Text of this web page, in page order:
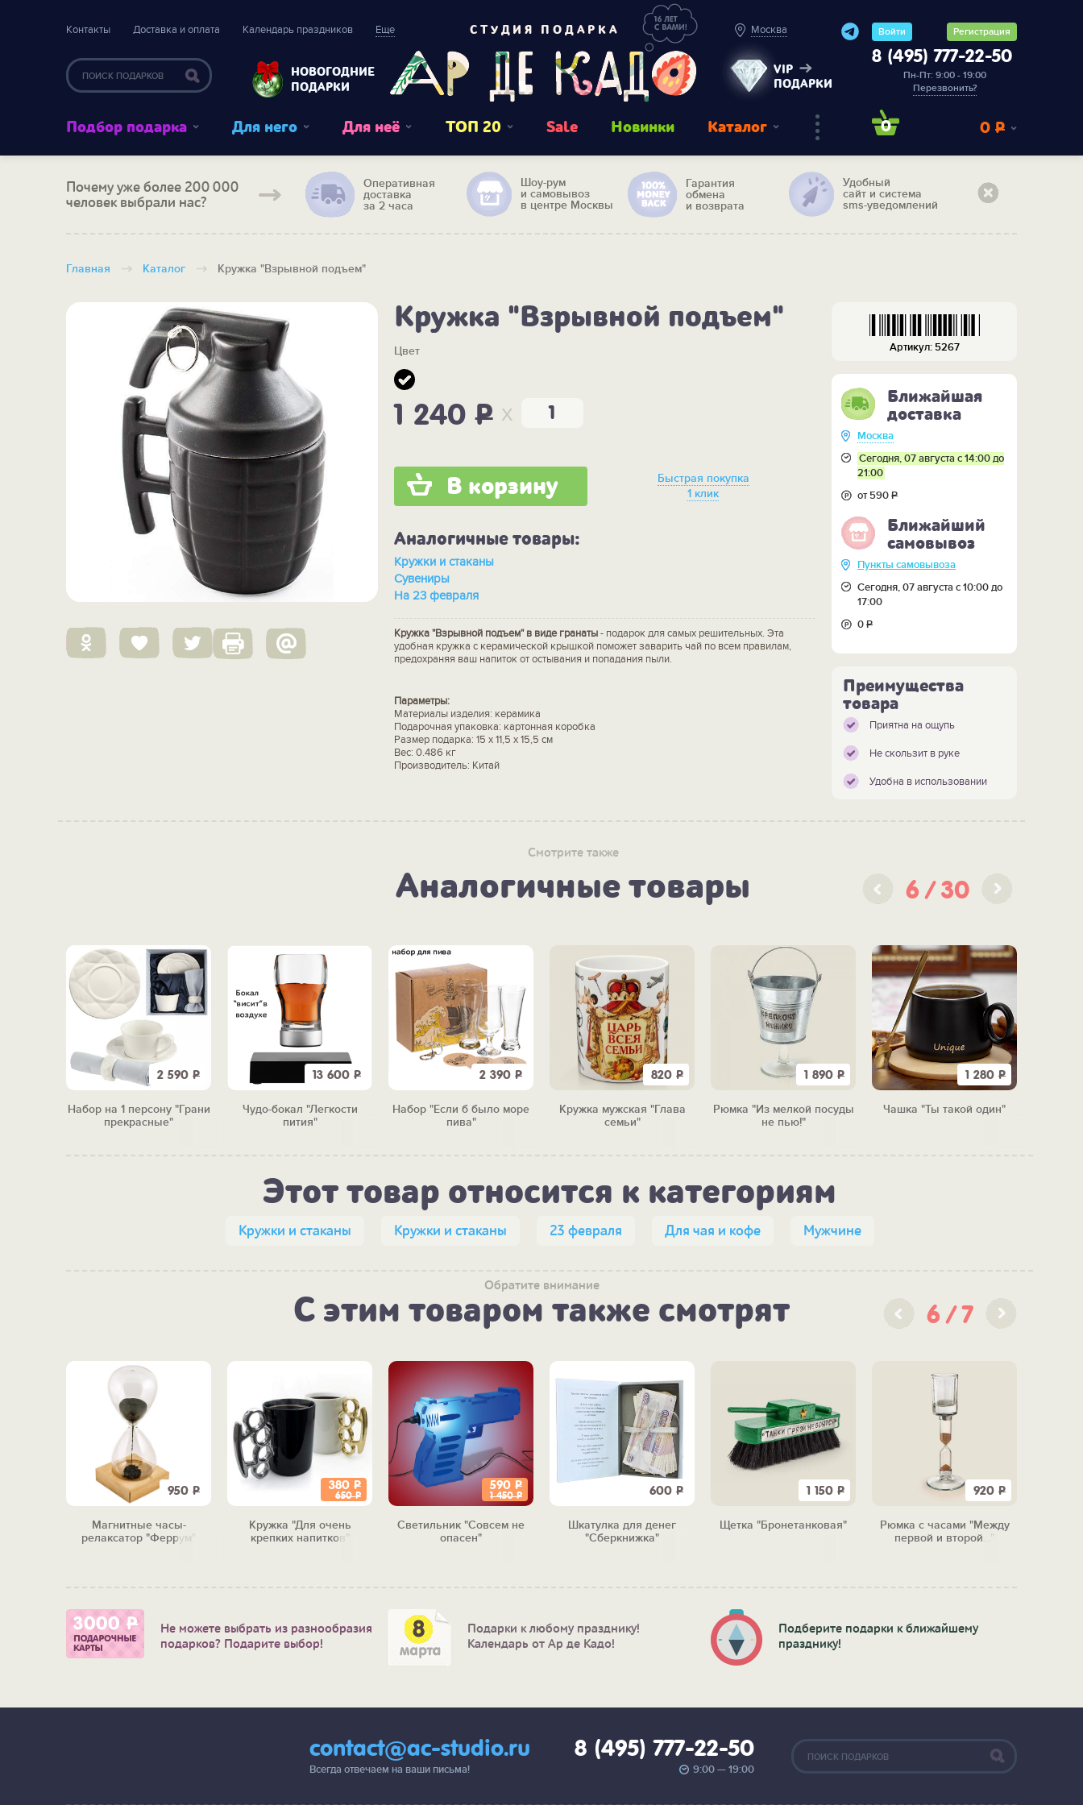
Контакты Доставка и оплата Календарь праздников Еще
НОВОГОДНИЕ
ПОДАРКИ
СТУДИЯ ПОДАРКА Москва
VIP
ПОДАРКИ
Войти Регистрация
8 (495) 777-22-50
Пн-Пт: 9:00 - 19:00
Перезвонить?
Подбор подарка Для него Для неё ТОП 20 Sale Новинки Каталог 0 0 Р
Почему уже более 200 000
человек выбрали нас?
Оперативная
доставка
за 2 часа
Шоу-рум
и самовывоз
в центре Москвы
Гарантия
обмена
и возврата
Удобный
сайт и система
sms-уведомлений
Главная Каталог Кружка "Взрывной подъем"
Кружка "Взрывной подъем"
Цвет
1 240P x
В корзину
Быстрая покупка
1 клик
Аналогичные товары:
Кружки и стаканы
Сувениры
На 23 февраля
Кружка "Взрывной подъем" в виде гранаты- подарок для самых решительных. Эта
удобная кружка с керамической крышкой поможет заварить чай по всем правилам,
предохраняя ваш напиток от остывания и попадания пыли.
Параметры:
Материалы изделия: керамика
Подарочная упаковка: картонная коробка
Размер подарка: 15 х 11,5 х 15,5 см
Вес: 0.486 кг
Производитель: Китай
Артикул: 5267
Ближайшая
доставка
Москва
Сегодня, 07 августа с 14:00 до
21:00
от 590Р
Ближайший
самовывоз
Пункты самовывоза
Сегодня, 07 августа с 10:00 до
17:00
0Р
Преимущества
товара
Приятна на ощупь
Не скользит в руке
Удобна в использовании
Смотрите также
Аналогичные товары 6 30
2 590 Р
Набор на 1 персону "Грани
прекрасные"
13 600 Р
Чудо-бокал "Легкости
пития"
2 390 Р
Набор "Если б было море
пива"
820 Р
Кружка мужская "Глава
семьи"
1 890 Р
Рюмка "Из мелкой посуды
не пью!"
1 280 Р
Чашка "Ты такой один"
Этот товар относится к категориям
Кружки и стаканы Кружки и стаканы 23 февраля Для чая и кофе Мужчине
Обратите внимание
С этим товаром также смотрят 6 7
950 Р
Магнитные часы-
релаксатор "Феррум"
380 Р
650Р
Кружка "Для очень
крепких напитков"
590 Р
1 450Р
Светильник "Совсем не
опасен"
600 Р
Шкатулка для денег
"Сберкнижка"
1 150 Р
Щетка "Бронетанковая"
920 Р
Рюмка с часами "Между
первой и второй…"
Не можете выбрать из разнообразия
подарков? Подарите выбор!
Подарки к любому празднику!
Календарь от Ар де Кадо!
Подберите подарки к ближайшему
празднику!
contact@ac-studio.ru
Всегда отвечаем на ваши письма!
8 (495) 777-22-50
9:00 — 19:00